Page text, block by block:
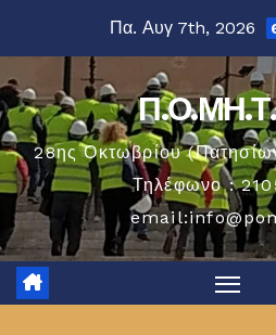
περιεχόμενο
Πα. Αυγ 7th, 2026
28ης Οκτωβρίου
Τηλέφωνο :